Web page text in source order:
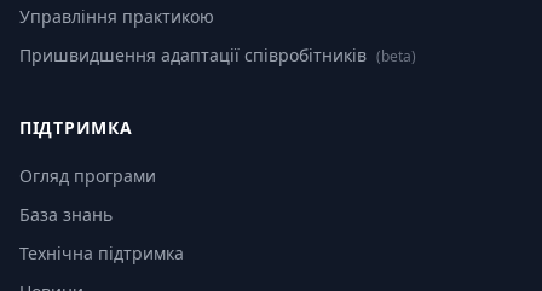
Управління практикою
Пришвидшення адаптації співробітників (beta)
ПІДТРИМКА
Огляд програми
База знань
Технічна підтримка